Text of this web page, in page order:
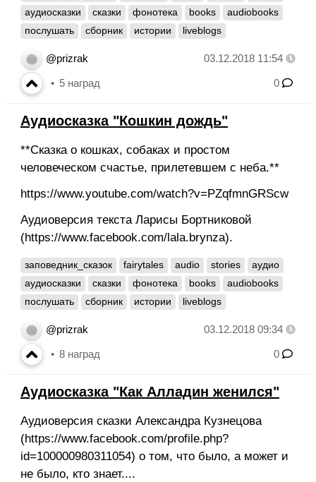
аудиосказки
сказки фонотека books
audiobooks
послушать
сборник истории liveblogs
@prizrak 03.12.2018 11:54
5 наград 0
Аудиосказка "Кошкин дождь"
**Сказка о кошках, собаках и простом
человеческом счастье, прилетевшем с неба.**
https://www.youtube.com/watch?v=PZqfmnGRScw
Аудиоверсия текста Ларисы Бортниковой
(https://www.facebook.com/lala.brynza).
заповедник_сказок fairytales audio stories
аудио
аудиосказки
сказки фонотека books
audiobooks
послушать
сборник истории liveblogs
@prizrak 03.12.2018 09:34
8 наград 0
Аудиосказка "Как Алладин женился"
Аудиоверсия сказки Александра Кузнецова
(https://www.facebook.com/profile.php?
id=100000980311054) о том, что было, а может и
не было, кто знает....